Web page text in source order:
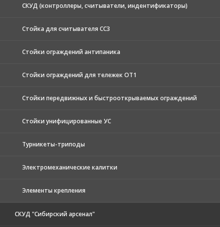
СКУД (контроллеры, считыватели, индентификаторы)
Стойка для считывателя СС3
Стойки ограждений антипаника
Стойки ограждений для тележек ОТ1
Стойки передвижных и быстрооткрываемых ограждений
Стойки унифицированные УС
Турникеты-триподы
Электромеханические калитки
Элементы крепления
СКУД "Сибирский арсенал"